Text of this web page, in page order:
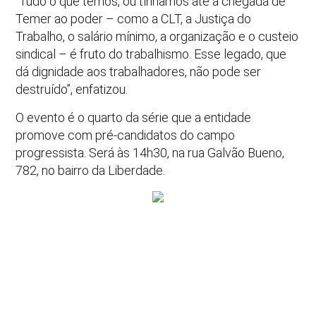
Temer ao poder – como a CLT, a Justiça do
Trabalho, o salário mínimo, a organização e o custeio
sindical – é fruto do trabalhismo. Esse legado, que
dá dignidade aos trabalhadores, não pode ser
destruído”, enfatizou.
O evento é o quarto da série que a entidade
promove com pré-candidatos do campo
progressista. Será às 14h30, na rua Galvão Bueno,
782, no bairro da Liberdade.